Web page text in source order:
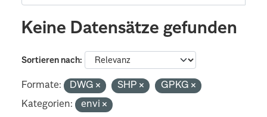
Keine Datensätze gefunden
Sortieren nach
Formate: DWG SHP
GPKG
Kategorien:
envi